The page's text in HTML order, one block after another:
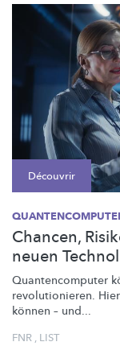
Découvrir
Chancen,
neuen
Quantencomputer
revolutionieren.
können – und...
FNR , LIST